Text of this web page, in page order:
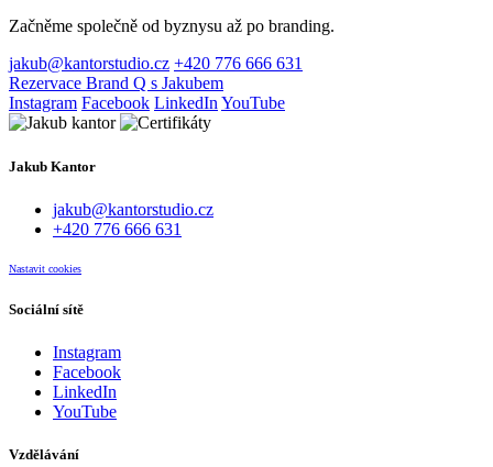
Začněme společně od byznysu až po branding.
jakub@kantorstudio.cz +420 776 666 631
Rezervace Brand Q s Jakubem
Instagram Facebook LinkedIn YouTube
Jakub Kantor
jakub@kantorstudio.cz
+420 776 666 631
Nastavit cookies
Sociální sítě
Instagram
Facebook
LinkedIn
YouTube
Vzdělávání